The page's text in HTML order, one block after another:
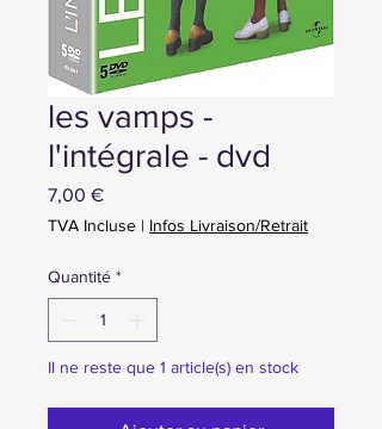
les vamps -
l'intégrale - dvd
7,00 €Prix
TVA Incluse | Infos Livraison/Retrait
Quantité *
Il ne reste que 1 article(s) en stock